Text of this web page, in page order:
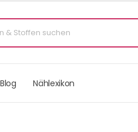
Blog Nählexikon